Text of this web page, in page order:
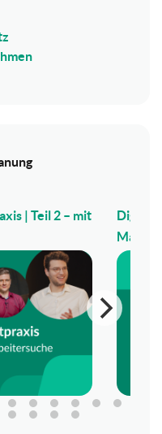
| Teil 2 – mit